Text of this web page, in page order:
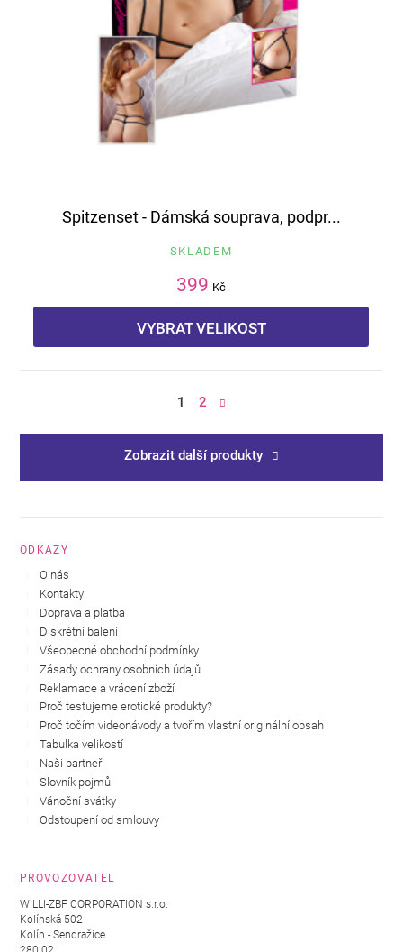
Spitzenset - Dámská souprava, podpr...
SKLADEM
399 Kč
VYBRAT VELIKOST
1 2
Zobrazit další produkty
ODKAZY
O nás
Kontakty
Doprava a platba
Diskrétní balení
Všeobecné obchodní podmínky
Zásady ochrany osobních údajů
Reklamace a vrácení zboží
Proč testujeme erotické produkty?
Proč točím videonávody a tvořím vlastní originální obsah
Tabulka velikostí
Naši partneři
Slovník pojmů
Vánoční svátky
Odstoupení od smlouvy
PROVOZOVATEL
WILLI-ZBF CORPORATION s.r.o.
Kolínská 502
Kolín - Sendražice